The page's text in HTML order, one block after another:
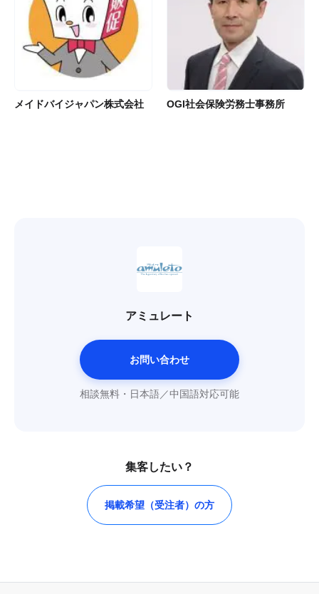
メイドバイジャパン株式会社 OGI社会保険労務士事務所
アミュレート
お問い合わせ
相談無料・日本語／中国語対応可能
集客したい？
掲載希望（受注者）の方